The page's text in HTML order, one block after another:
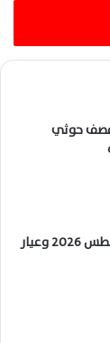
قصف حوثي
سعر الذهب اليوم الجمعة 7 أغسطس 2026 وعيار